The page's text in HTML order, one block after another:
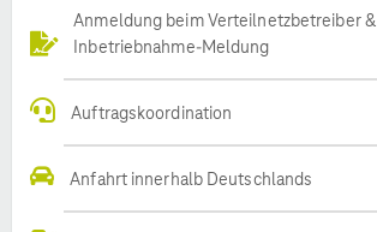
Anmeldung beim Verteilnetzbetreiber &
Inbetriebnahme-Meldung
Auftragskoordination
Anfahrt innerhalb Deutschlands